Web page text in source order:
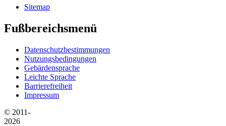
Sitemap
Fußbereichsmenü
Datenschutzbestimmungen
Nutzungsbedingungen
Gebärdensprache
Leichte Sprache
Barrierefreiheit
Impressum
© 2011-
2026